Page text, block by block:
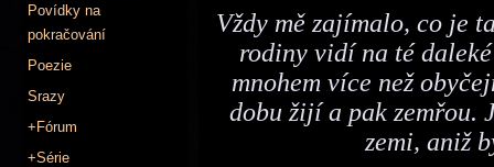
Povídky na
pokračování
Poezie
Srazy
+Fórum
+Série
Vždy mě zajímalo, co je
rodiny vidí na té
mnohem více než
dobu žijí a pak zemřou.
zemi, aniž